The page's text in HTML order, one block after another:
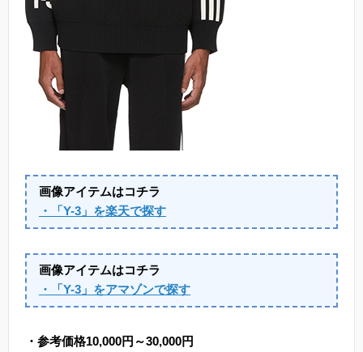
画像アイテムはコチラ
・「Y-3」を楽天で探す
画像アイテムはコチラ
・「Y-3」をアマゾンで探す
・参考価格10,000円～30,000円